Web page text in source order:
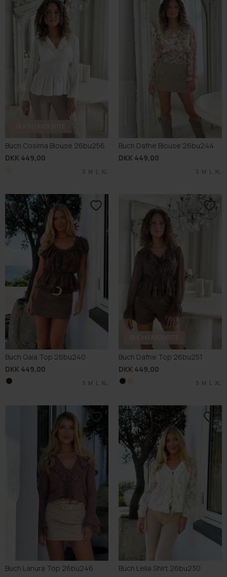
Buch Cosima Blouse 26bu256
DKK 449,00
S M L XL
Buch Dafne Blouse 26bu244
DKK 449,00
S M L XL
Buch Gaia Top 26bu240
DKK 449,00
S M L XL
BUCH FAVOURITE
Buch Dafne Top 26bu251
DKK 449,00
S M L XL
S M L XL
Buch Lanura Top 26bu246
Buch Lelia Shirt 26bu230